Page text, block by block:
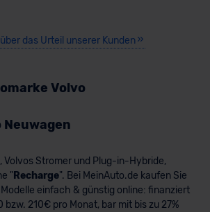
das Urteil unserer Kunden
Volvo
Volvos Stromer und Plug-in-Hybride,
" Recharge". Bei MeinAuto.de kaufen Sie
einfach & günstig online: finanziert
bzw. 210€ pro Monat, bar mit bis zu 27%